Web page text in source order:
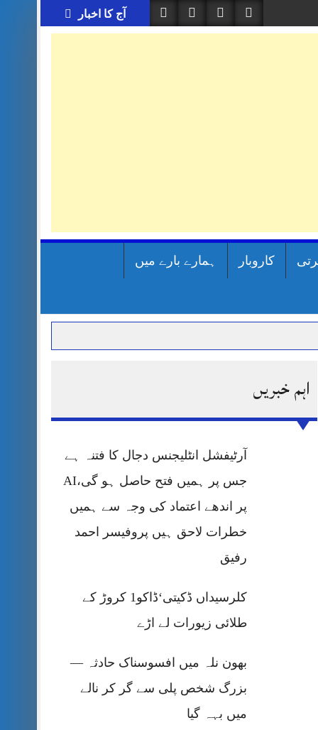
آج کا اخبار
کاروبار ہمارے بارے میں
پر قربان
اہم خبریں
آرٹیفشل انٹلیجنس دجال کا فتنہ ہے
جس پر ہمیں فتح حاصل ہو گی،AI
پر اندھے اعتماد کی وجہ سے ہمیں
خطرات لاحق ہیں پروفیسر احمد
رفیق
کلرسیداں ڈکیتی‘ڈاکو1 کروڑ کے
طلائی زیورات لے اڑے
بھون نلہ میں افسوسناک حادثہ —
بزرگ شخص پلی سے گر کر نالے
میں بہہ گیا